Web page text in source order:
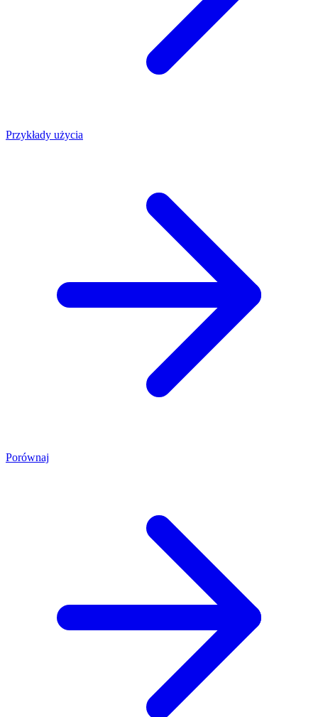
Przykłady użycia
Porównaj